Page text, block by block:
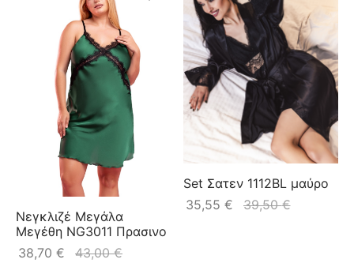
Νεγκλιζέ Μεγάλα
Μεγέθη NG3011 Πρασινο
38,70 € 43,00€
Set Σατεν 1112BL μαύρο
35,55 € 39,50€